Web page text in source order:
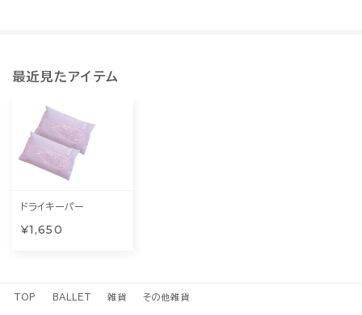
最近見たアイテム
ドライキーパー
¥1,650
TOP BALLET 雑貨 その他雑貨